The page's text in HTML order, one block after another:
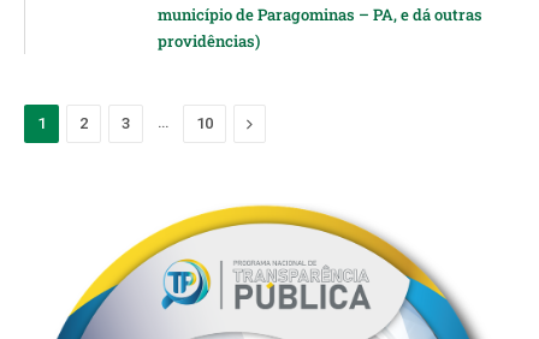
município de Paragominas – PA, e dá outras
providências)
1 2 3 … 10 Next